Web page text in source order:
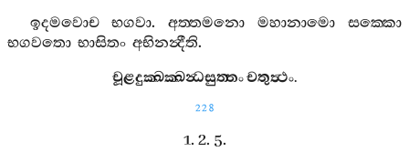
ඉදමවොච
භගවා.අත‍්තමනො මහානාමො
සක‍්කො
භගවතො භාසිතං අභිනන්‍දීති.
චූළදුක‍්ඛක‍්ඛන්‍ධසුත‍්තංචතුත්‍ථං.
228
1. 2. 5.